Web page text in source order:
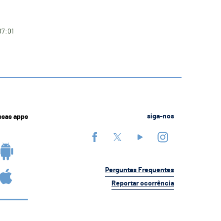
apps siga-nos
Perguntas Frequentes
Reportar ocorrência